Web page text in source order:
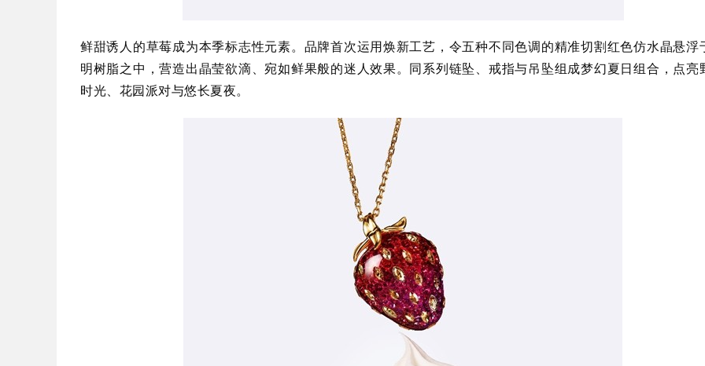
鲜甜诱人的草莓成为本季标志性元素。品牌首次运用焕新工艺，令五种不同色调的精准切割红色仿水晶悬浮
明树脂之中，营造出晶莹欲滴、宛如鲜果般的迷人效果。同系列链坠、戒指与吊坠组成梦幻夏日组合，点亮
时光、花园派对与悠长夏夜。